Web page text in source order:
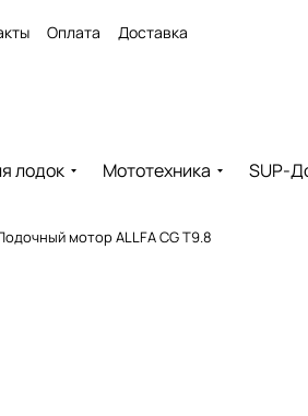
Оплата Доставка
лодок Мототехника SUP-
мотор ALLFA CG T9.8